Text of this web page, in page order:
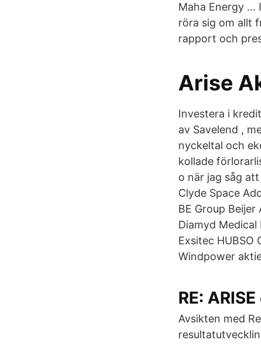
Maha Energy …
röra sig om allt
rapport och
Arise
Investera i
av Savelend ,
nyckeltal och
kollade
o när jag såg
Clyde Space
BE Group
Diamyd
Exsitec
Windpower
RE:
Avsikten med